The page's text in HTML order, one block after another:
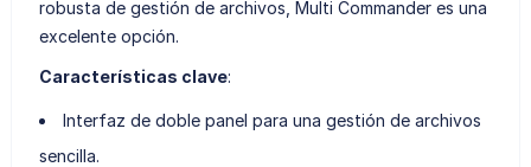
robusta de gestión de archivos, Multi Commander es una
excelente opción.
Características clave:
Interfaz de doble panel para una gestión de archivos
sencilla.